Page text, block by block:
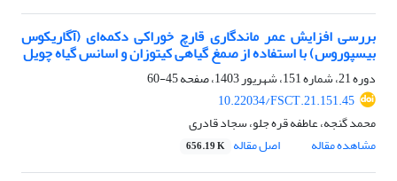
بررسی افزایش عمر ماندگاری قارچ خوراکی دکمه‌ای (آگاریکوس
بیسپوروس) با استفاده از صمغ گیاهی کیتوزان و اسانس گیاه چویل
دوره 21، شماره 151، شهریور 1403، صفحه
45-60
10.22034/FSCT.21.151.45
محمد گنجه، عاطفه قره جلو، سجاد قادری
مشاهده مقاله
اصل مقاله 656.19 K